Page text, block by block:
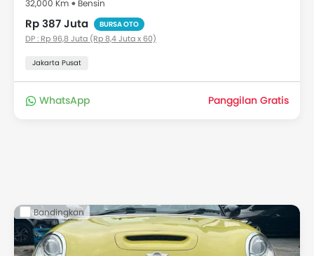
32,000 Km Bensin
Rp 387 Juta BURSA OTO
DP : Rp 96,8 Juta (Rp 8,4 Juta x 60)
Jakarta Pusat
WhatsApp Panggilan Gratis
Bandingkan